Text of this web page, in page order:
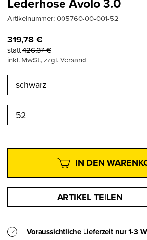
Lederhose Avolo 3.0
Artikelnummer:005760-00-001-52
319,78€
statt426,37€
inkl. MwSt., zzgl. Versand
52
IN DEN
ARTIKEL TEILEN
Voraussichtliche Lieferzeit nur1-3